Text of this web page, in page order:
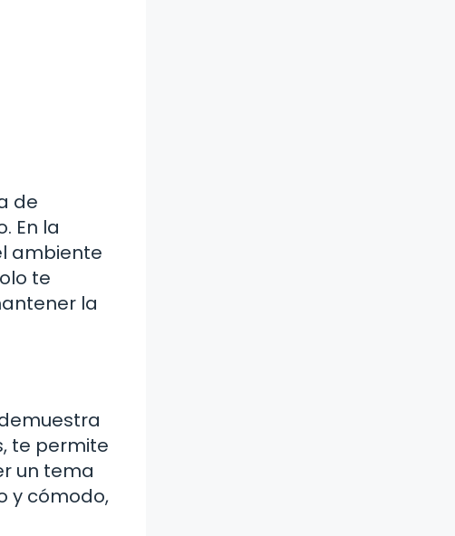
de
En la
ambiente
te
la
te permite
un tema
y cómodo,